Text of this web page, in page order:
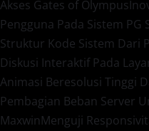
Akses Gates of Olympus
Pengguna Pada Sistem PG
Struktur Kode Sistem Dari
Diskusi Interaktif Pada
Animasi Beresolusi Tinggi
Pembagian Beban Server
MaxwinMenguji